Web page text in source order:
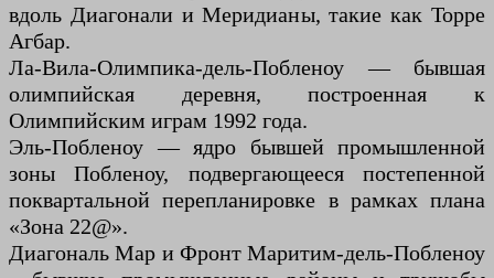
вдоль Диагонали и Меридианы, такие как Торре
Агбар.
Ла-Вила-Олимпика-дель-Побленоу — бывшая
олимпийская деревня, построенная к
Олимпийским играм 1992 года.
Эль-Побленоу — ядро ​​бывшей промышленной
зоны Побленоу, подвергающееся постепенной
поквартальной перепланировке в рамках плана
«Зона 22@».
Диагональ Мар и Фронт Маритим-дель-Побленоу